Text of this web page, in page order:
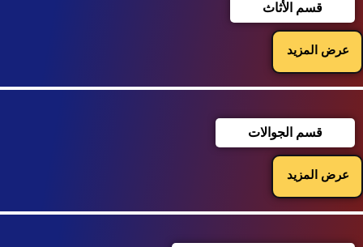
قسم الأثاث
عرض المزيد
قسم الجوالات
عرض المزيد